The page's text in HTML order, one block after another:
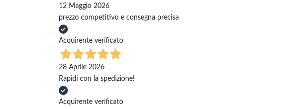
12 Maggio 2026
prezzo competitivo e consegna precisa
Acquirente verificato
28 Aprile 2026
Rapidi con la spedizione!
Acquirente verificato